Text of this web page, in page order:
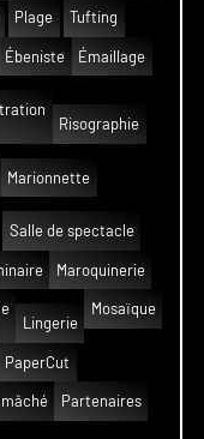
Plage Tufting
Ébeniste Émaillage
Risographie
Marionnette
Salle de spectacle
Maroquinerie
Lingerie
Mosaïque
PaperCut
Partenaires